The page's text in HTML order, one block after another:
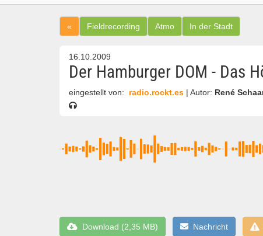
« Fieldrecording Atmo In der Stadt
16.10.2009
Der Hamburger DOM - Das
eingestellt von: radio.rockt.es | Autor: René
Download (2,35 MB) Nachricht